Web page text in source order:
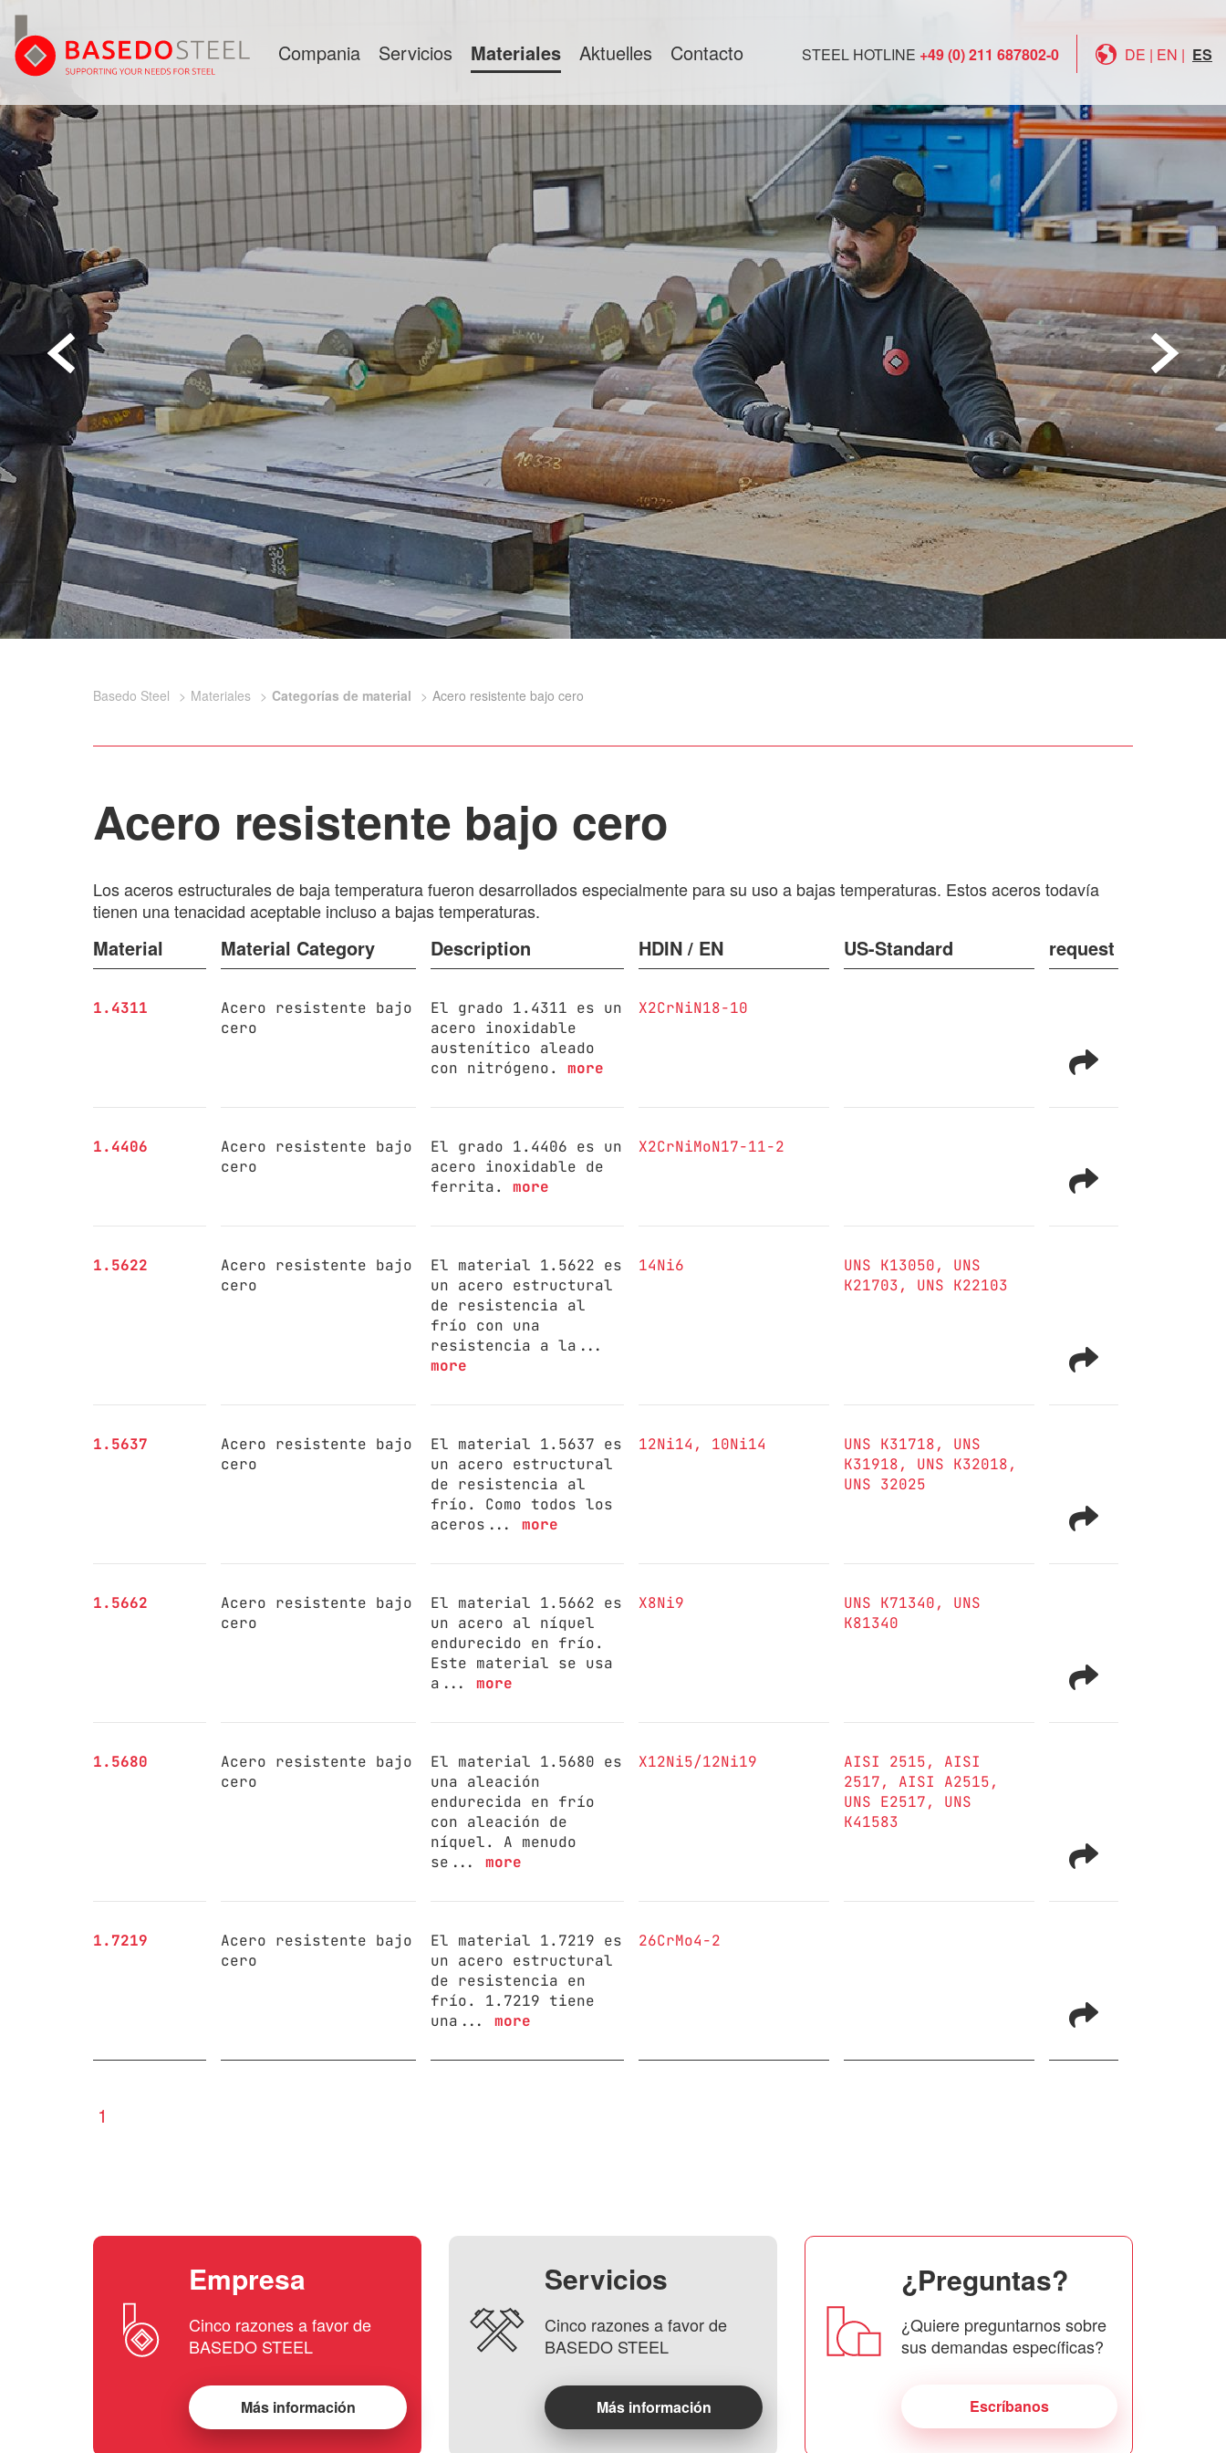
Compania Servicios Materiales Aktuelles Contacto STEEL HOTLINE +49 (0) 211 687802-0 DE | EN | ES
Basedo Steel Materiales Categorías de material Acero resistente bajo cero
Acero resistente bajo cero
Los aceros estructurales de baja temperatura fueron desarrollados especialmente para su uso a bajas temperaturas. Estos aceros todavía
tienen una tenacidad aceptable incluso a bajas temperaturas.
Material Material Category Description HDIN / EN US-Standard request
1.4311
Acero resistente bajo
cero
El grado 1.4311 es un
acero inoxidable
austenítico aleado
con nitrógeno. more
X2CrNiN18-10
1.4406
Acero resistente bajo
cero
El grado 1.4406 es un
acero inoxidable de
ferrita. more
X2CrNiMoN17-11-2
1.5622
Acero resistente bajo
cero
El material 1.5622 es
un acero estructural
de resistencia al
frío con una
resistencia a la...
more
14Ni6 UNS K13050
UNS
K21703
UNS K22103
1.5637
Acero resistente bajo
cero
El material 1.5637 es
un acero estructural
de resistencia al
frío. Como todos los
aceros... more
12Ni14 10Ni14 UNS K31718
UNS
K31918
UNS K32018
UNS 32025
1.5662
Acero resistente bajo
cero
El material 1.5662 es
un acero al níquel
endurecido en frío.
Este material se usa
a... more
X8Ni9 UNS K71340
UNS
K81340
1.5680
Acero resistente bajo
cero
El material 1.5680 es
una aleación
endurecida en frío
con aleación de
níquel. A menudo
se... more
X12Ni5/12Ni19 AISI 2515
AISI
2517
AISI A2515
UNS E2517
UNS
K41583
1.7219
Acero resistente bajo
cero
El material 1.7219 es
un acero estructural
de resistencia en
frío. 1.7219 tiene
una... more
26CrMo4-2
1
Empresa
Cinco razones a favor de
BASEDO STEEL
Más información
Servicios
Cinco razones a favor de
BASEDO STEEL
Más información
¿Preguntas?
¿Quiere preguntarnos sobre
sus demandas específicas?
Escríbanos